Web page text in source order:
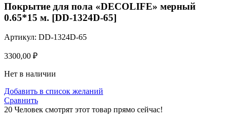
Покрытие для пола «DECOLIFE» мерный
0.65*15 м. [DD-1324D-65]
Артикул: DD-1324D-65
3300,00 ₽
Нет в наличии
Добавить в список желаний
Сравнить
20 Человек смотрят этот товар прямо сейчас!